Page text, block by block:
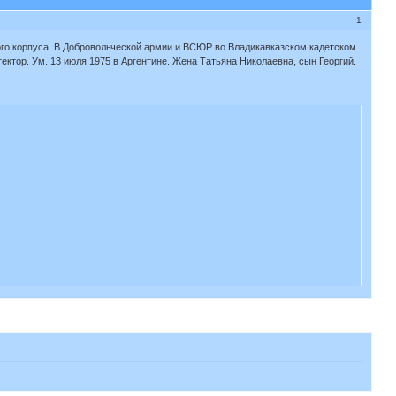
1
корпуса. В Добровольческой армии и ВСЮР во Владикавказском кадетском
Ум. 13 июля 1975 в Аргентине. Жена Татьяна Николаевна, сын Георгий.